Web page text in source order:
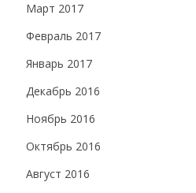
Март 2017
Февраль 2017
Январь 2017
Декабрь 2016
Ноябрь 2016
Октябрь 2016
Август 2016